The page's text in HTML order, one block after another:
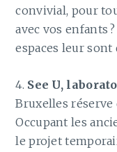
convivial, pour
avec vos enfants
espaces leur sont
4. See U,
Bruxelles
Occupant les
le projet